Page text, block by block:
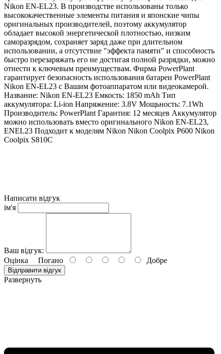
Nikon EN-EL23. В производстве использованы только
высококачественные элементы питания и японские чипы
оригинальных производителей, поэтому аккумулятор
обладает высокой энергетической плотностью, низким
саморазрядом, сохраняет заряд даже при длительном
использовании, а отсутствие "эффекта памяти" и способность
быстро перезаряжать его не достигая полной разрядки, можно
отнести к ключевым преимуществам. Фирма PowerPlant
гарантирует безопасность использования батареи PowerPlant
Nikon EN-EL23 c Вашим фотоаппаратом или видеокамерой.
Название: Nikon EN-EL23 Емкость: 1850 mAh Тип
аккумулятора: Li-ion Напряжение: 3.8V Мощьность: 7.1Wh
Производитель: PowerPlant Гарантия: 12 месяцев Аккумулятор
можно использовать вместо оригинального Nikon EN-EL23,
ENEL23 Подходит к моделям Nikon Nikon Coolpix P600 Nikon
Coolpix S810C
Написати відгук
ім'я
Ваш відгук:
Оцінка Погано Добре
Відправити відгук
Развернуть